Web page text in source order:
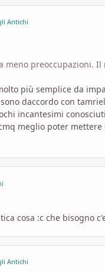
Antichi
meno preoccupazioni.
più semplice da
daccordo con
incantesimi
meglio poter
cosa :c che bisogno
Antichi